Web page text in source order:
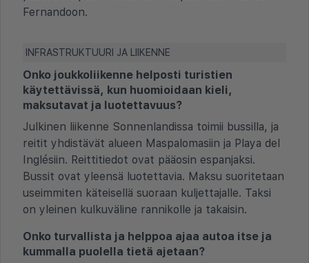
Fernandoon.
INFRASTRUKTUURI JA LIIKENNE
Onko joukkoliikenne helposti turistien
käytettävissä, kun huomioidaan kieli,
maksutavat ja luotettavuus?
Julkinen liikenne Sonnenlandissa toimii bussilla, ja
reitit yhdistävät alueen Maspalomasiin ja Playa del
Inglésiin. Reittitiedot ovat pääosin espanjaksi.
Bussit ovat yleensä luotettavia. Maksu suoritetaan
useimmiten käteisellä suoraan kuljettajalle. Taksi
on yleinen kulkuväline rannikolle ja takaisin.
Onko turvallista ja helppoa ajaa autoa itse ja
kummalla puolella tietä ajetaan?